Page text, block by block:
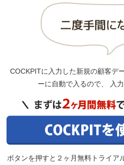
COCKPITに入力した新規の顧客デ
ーに自動で入るので、 入
ボタンを押すと２ヶ月無料トライア